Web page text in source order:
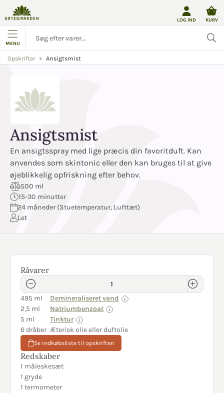
LOG IND KURV
MENU
Opskrifter Ansigtsmist
Ansigtsmist
En ansigtsspray med lige præcis din favoritduft. Kan
anvendes som skintonic eller den kan bruges til at give
øjeblikkelig opfriskning efter behov.
500 ml
15-30 minutter
24 måneder (Stuetemperatur, Lufttæt)
Let
Råvarer
495 ml
Demineraliseret vand
2,5 ml
Natriumbenzoat
5 ml
Tinktur
6 dråber Æterisk olie eller duftolie
Se indkøbsliste til opskriften
Redskaber
1 måleskesæt
1 gryde
1 termometer